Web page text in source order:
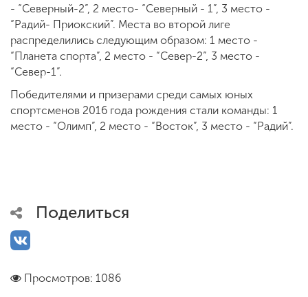
- “Северный-2”, 2 место- “Северный - 1”, 3 место -
“Радий- Приокский”. Места во второй лиге
распределились следующим образом: 1 место -
“Планета спорта”, 2 место - “Север-2”, 3 место -
“Север-1”.
Победителями и призерами среди самых юных
спортсменов 2016 года рождения стали команды: 1
место - “Олимп”, 2 место - “Восток”, 3 место - “Радий”.
Поделиться
Просмотров: 1086